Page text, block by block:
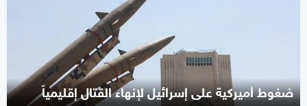
ضغوط أميركية على إسرائيل لإنهاء القتال إقليمياً